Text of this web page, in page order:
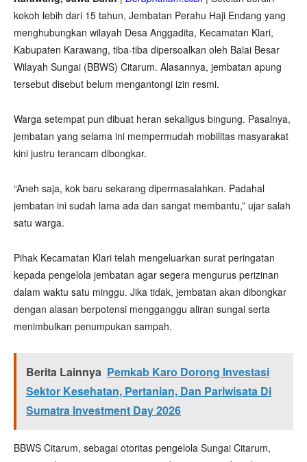
kokoh lebih dari 15 tahun, Jembatan Perahu Haji Endang yang
menghubungkan wilayah Desa Anggadita, Kecamatan Klari,
Kabupaten Karawang, tiba-tiba dipersoalkan oleh Balai Besar
Wilayah Sungai (BBWS) Citarum. Alasannya, jembatan apung
tersebut disebut belum mengantongi izin resmi.
Warga setempat pun dibuat heran sekaligus bingung. Pasalnya,
jembatan yang selama ini mempermudah mobilitas masyarakat
kini justru terancam dibongkar.
“Aneh saja, kok baru sekarang dipermasalahkan. Padahal
jembatan ini sudah lama ada dan sangat membantu,” ujar salah
satu warga.
Pihak Kecamatan Klari telah mengeluarkan surat peringatan
kepada pengelola jembatan agar segera mengurus perizinan
dalam waktu satu minggu. Jika tidak, jembatan akan dibongkar
dengan alasan berpotensi mengganggu aliran sungai serta
menimbulkan penumpukan sampah.
Berita Lainnya Pemkab Karo Dorong Investasi
Sektor Kesehatan, Pertanian, Dan Pariwisata Di
Sumatra Investment Day 2026
BBWS Citarum, sebagai otoritas pengelola Sungai Citarum,